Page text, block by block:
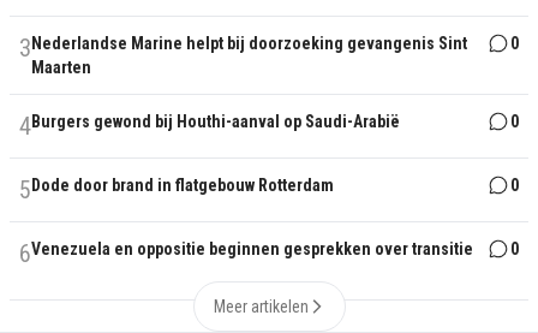
3 Nederlandse Marine helpt bij doorzoeking gevangenis Sint
Maarten
0
4Burgers gewond bij Houthi-aanval op Saudi-Arabië 0
5 Dode door brand in flatgebouw Rotterdam 0
6Venezuela en oppositie beginnen gesprekken over transitie 0
Meer artikelen